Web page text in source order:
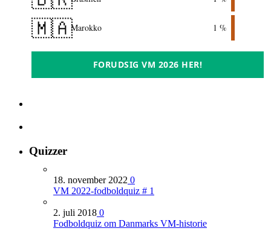
🇲🇦Marokko 1 %
FORUDSIG VM 2026 HER!
Quizzer
18. november 2022 0
VM 2022-fodboldquiz # 1
2. juli 2018 0
Fodboldquiz om Danmarks VM-historie